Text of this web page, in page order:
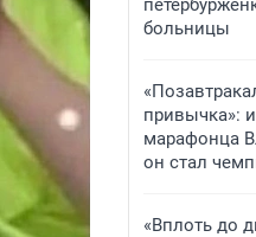
больницы
привычка»:
марафонца
он стал
«Вплоть до